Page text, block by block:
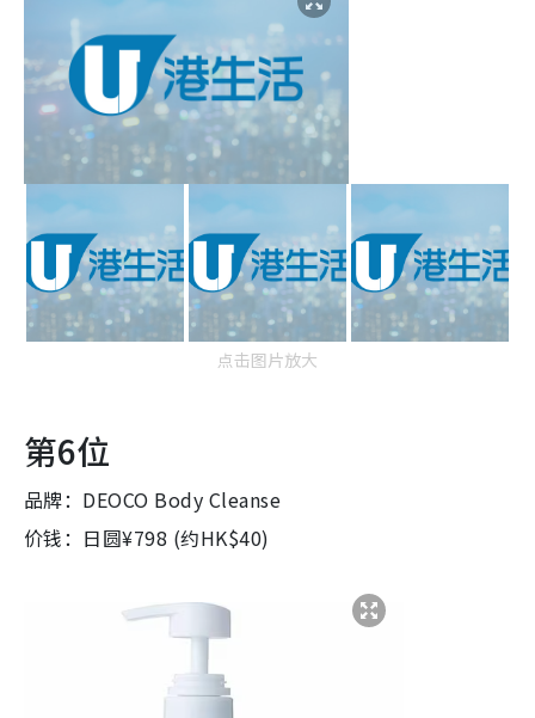
点击图片放大
第6位
品牌：DEOCO Body Cleanse
价钱：日圆¥798 (约HK$40)